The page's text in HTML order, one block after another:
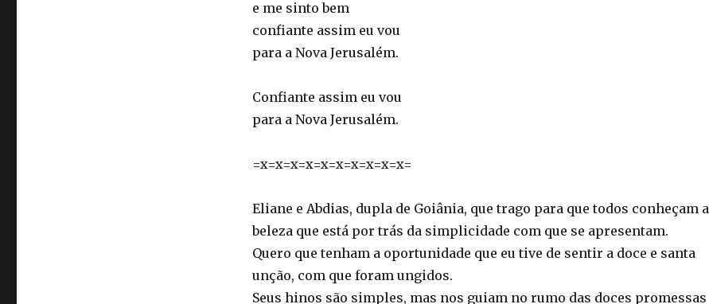
e me sinto bem
confiante assim eu vou
para a Nova Jerusalém.
Confiante assim eu vou
para a Nova Jerusalém.
=x=x=x=x=x=x=x=x=x=x=
Eliane e Abdias, dupla de Goiânia, que trago para que todos conheçam a
beleza que está por trás da simplicidade com que se apresentam.
Quero que tenham a oportunidade que eu tive de sentir a doce e santa
unção, com que foram ungidos.
Seus hinos são simples, mas nos guiam no rumo das doces promessas